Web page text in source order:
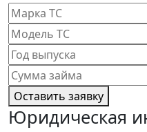
Оставить заявку
Юридическая